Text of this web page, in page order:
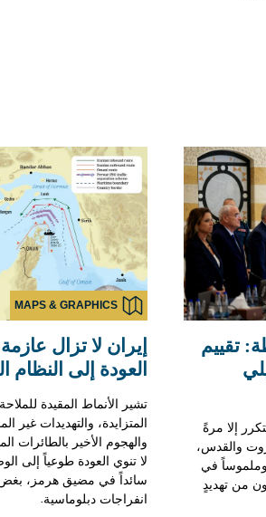
الـ 14 نقطة: تقييم
إلا مرةً
والقدس،
وملموساً في
من تهديدٍ
MAPS & GRAPHICS
إيران لا تزال
العودة إلى النظام
تشير الأنماط المقيدة
المتزايدة، والتهديدات غير
والهجوم الأخير بالطائرات
لا تنوي العودة طوعياً إلى
سائداً في مضيق هرمز،
انفراجات دبلوماسية.